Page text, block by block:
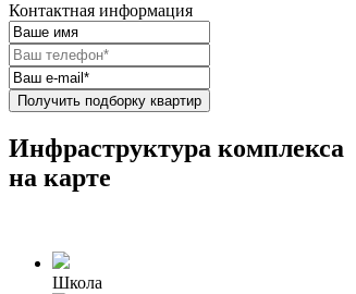
Контактная информация
Получить подборку квартир
Инфраструктура комплекса
на карте
Школа